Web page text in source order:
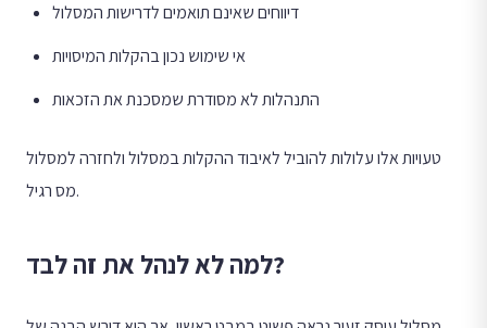
דיווחים שאינם תואמים לדרישות המסלול
אי שימוש נכון בהקלות המיסויות
התנהלות לא מסודרת שמסכנת את הזכאות
טעויות אלו עלולות להוביל לאיבוד ההקלות במסלול ולחזרה למסלול
מס רגיל.
למה לא לנהל את זה לבד?